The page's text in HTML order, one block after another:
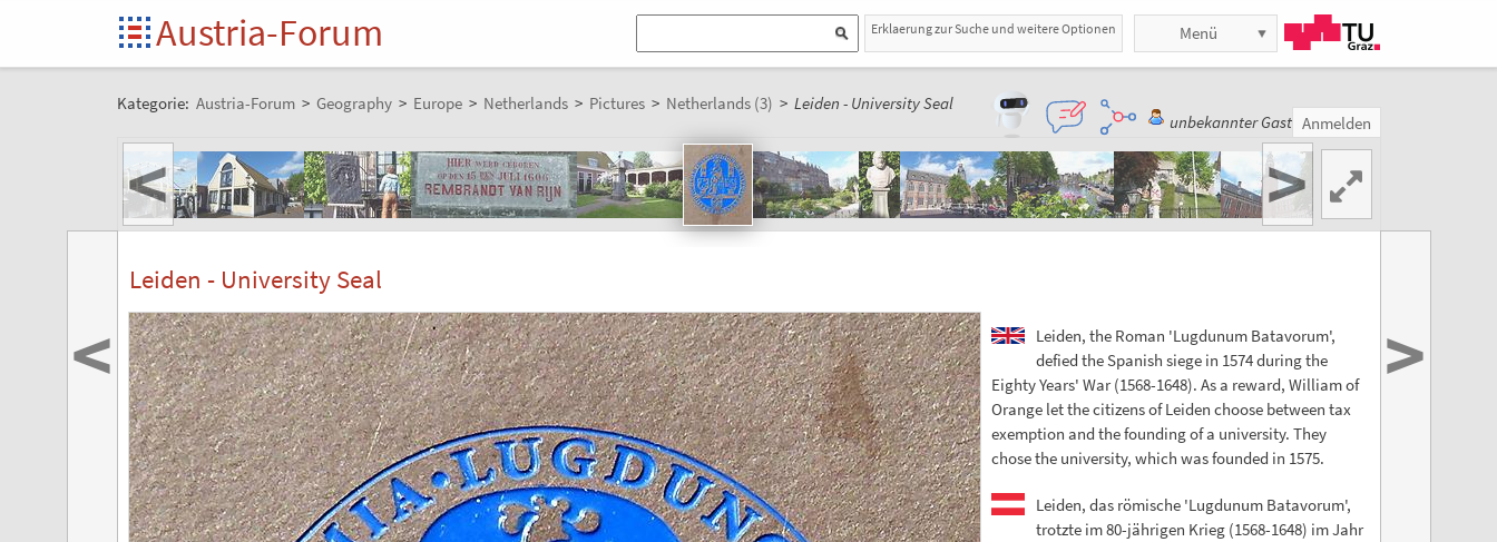
Austria-Forum Erklaerung zur Suche und weitere Optionen Menü
Kategorie: Austria-Forum > Geography > Europe > Netherlands > Pictures > Netherlands (3) > Leiden - University Seal
unbekannter Gast Anmelden
< >
Leiden - University Seal
Leiden, the Roman 'Lugdunum Batavorum',
defied the Spanish siege in 1574 during the
Eighty Years' War (1568-1648). As a reward, William of
Orange let the citizens of Leiden choose between tax
exemption and the founding of a university. They
chose the university, which was founded in 1575.
Leiden, das römische 'Lugdunum Batavorum',
trotzte im 80-jährigen Krieg (1568-1648) im Jahr
< >